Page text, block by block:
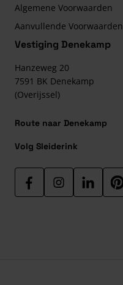
Algemene Voorwaarden
Aanvullende Voorwaarden
Vestiging Denekamp
Hanzeweg 20
7591 BK Denekamp
(Overijssel)
Route naar Denekamp
Volg Sleiderink